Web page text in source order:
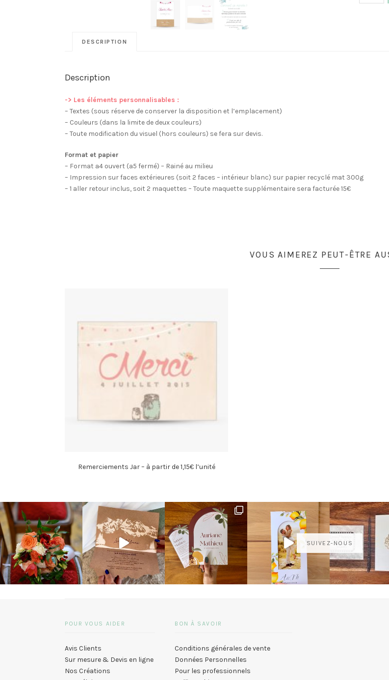
DESCRIPTION
Description
-> Les éléments personnalisables :
– Textes (sous réserve de conserver la disposition et l’emplacement)
– Couleurs (dans la limite de deux couleurs)
– Toute modification du visuel (hors couleurs) se fera sur devis.
Format et papier
– Format a4 ouvert (a5 fermé) – Rainé au milieu
– Impression sur faces extérieures (soit 2 faces – intérieur blanc) sur papier recyclé mat 300g
– 1 aller retour inclus, soit 2 maquettes – Toute maquette supplémentaire sera facturée 15€
VOUS AIMEREZ PEUT-ÊTRE
Remerciements Jar – à partir de 1,15€ l’unité
SUIVEZ-NOUS
POUR VOUS AIDER
Avis Clients
Sur mesure & Devis en ligne
Nos Créations
BON À SAVOIR
Conditions générales de vente
Données Personnelles
Pour les professionnels